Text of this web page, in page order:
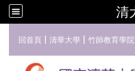
清
回首頁 | 清華大學 | 竹師教育學院